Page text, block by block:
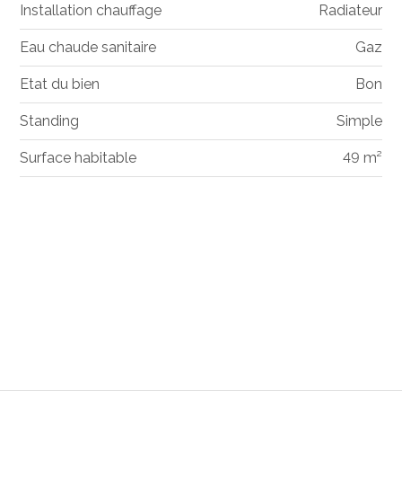
Installation chauffage Radiateur
Eau chaude sanitaire Gaz
Etat du bien Bon
Standing Simple
Surface habitable 49 m²